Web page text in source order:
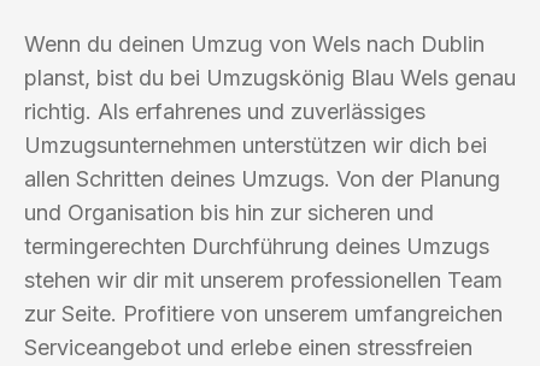
Wenn du deinen Umzug von Wels nach Dublin
planst, bist du bei Umzugskönig Blau Wels genau
richtig. Als erfahrenes und zuverlässiges
Umzugsunternehmen unterstützen wir dich bei
allen Schritten deines Umzugs. Von der Planung
und Organisation bis hin zur sicheren und
termingerechten Durchführung deines Umzugs
stehen wir dir mit unserem professionellen Team
zur Seite. Profitiere von unserem umfangreichen
Serviceangebot und erlebe einen stressfreien